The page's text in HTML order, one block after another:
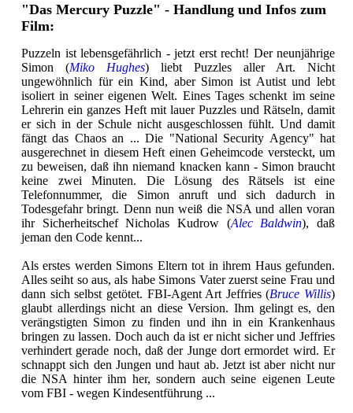
"Das Mercury Puzzle" - Handlung und Infos zum
Film:
Puzzeln ist lebensgefährlich - jetzt erst recht! Der neunjährige
Simon (Miko Hughes) liebt Puzzles aller Art. Nicht
ungewöhnlich für ein Kind, aber Simon ist Autist und lebt
isoliert in seiner eigenen Welt. Eines Tages schenkt im seine
Lehrerin ein ganzes Heft mit lauer Puzzles und Rätseln, damit
er sich in der Schule nicht ausgeschlossen fühlt. Und damit
fängt das Chaos an ... Die "National Security Agency" hat
ausgerechnet in diesem Heft einen Geheimcode versteckt, um
zu beweisen, daß ihn niemand knacken kann - Simon braucht
keine zwei Minuten. Die Lösung des Rätsels ist eine
Telefonnummer, die Simon anruft und sich dadurch in
Todesgefahr bringt. Denn nun weiß die NSA und allen voran
ihr Sicherheitschef Nicholas Kudrow (Alec Baldwin), daß
jeman den Code kennt...
Als erstes werden Simons Eltern tot in ihrem Haus gefunden.
Alles seiht so aus, als habe Simons Vater zuerst seine Frau und
dann sich selbst getötet. FBI-Agent Art Jeffries (Bruce Willis)
glaubt allerdings nicht an diese Version. Ihm gelingt es, den
verängstigten Simon zu finden und ihn in ein Krankenhaus
bringen zu lassen. Doch auch da ist er nicht sicher und Jeffries
verhindert gerade noch, daß der Junge dort ermordet wird. Er
schnappt sich den Jungen und haut ab. Jetzt ist aber nicht nur
die NSA hinter ihm her, sondern auch seine eigenen Leute
vom FBI - wegen Kindesentführung ...